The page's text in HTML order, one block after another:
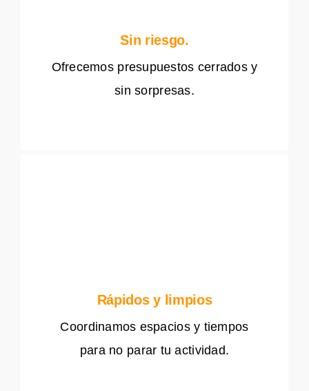
Sin riesgo.
Ofrecemos presupuestos cerrados y
sin sorpresas.
Rápidos y limpios
Coordinamos espacios y tiempos
para no parar tu actividad.